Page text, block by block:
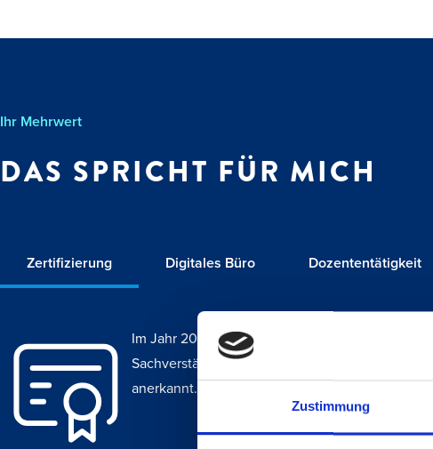
Zustimmung
Ihr Mehrwert
DAS SPRICHT FÜR MICH
Zertifizierung Digitales Büro Dozententätigkeit
Im Jahr 2011 absolvierte ich eine
Sachverständigen für vorbeugenden
anerkannt.